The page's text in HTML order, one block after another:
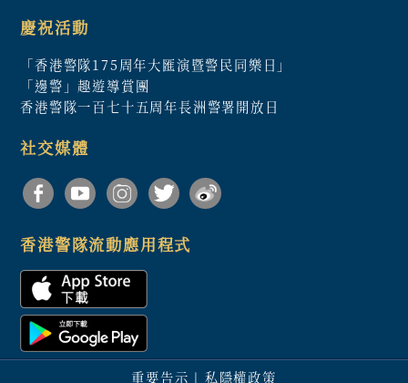
慶祝活動
「香港警隊175周年大匯演暨警民同樂日」
「邊警」趣遊導賞團
香港警隊一百七十五周年長洲警署開放日
社交媒體
香港警隊流動應用程式
重要告示 | 私隱權政策